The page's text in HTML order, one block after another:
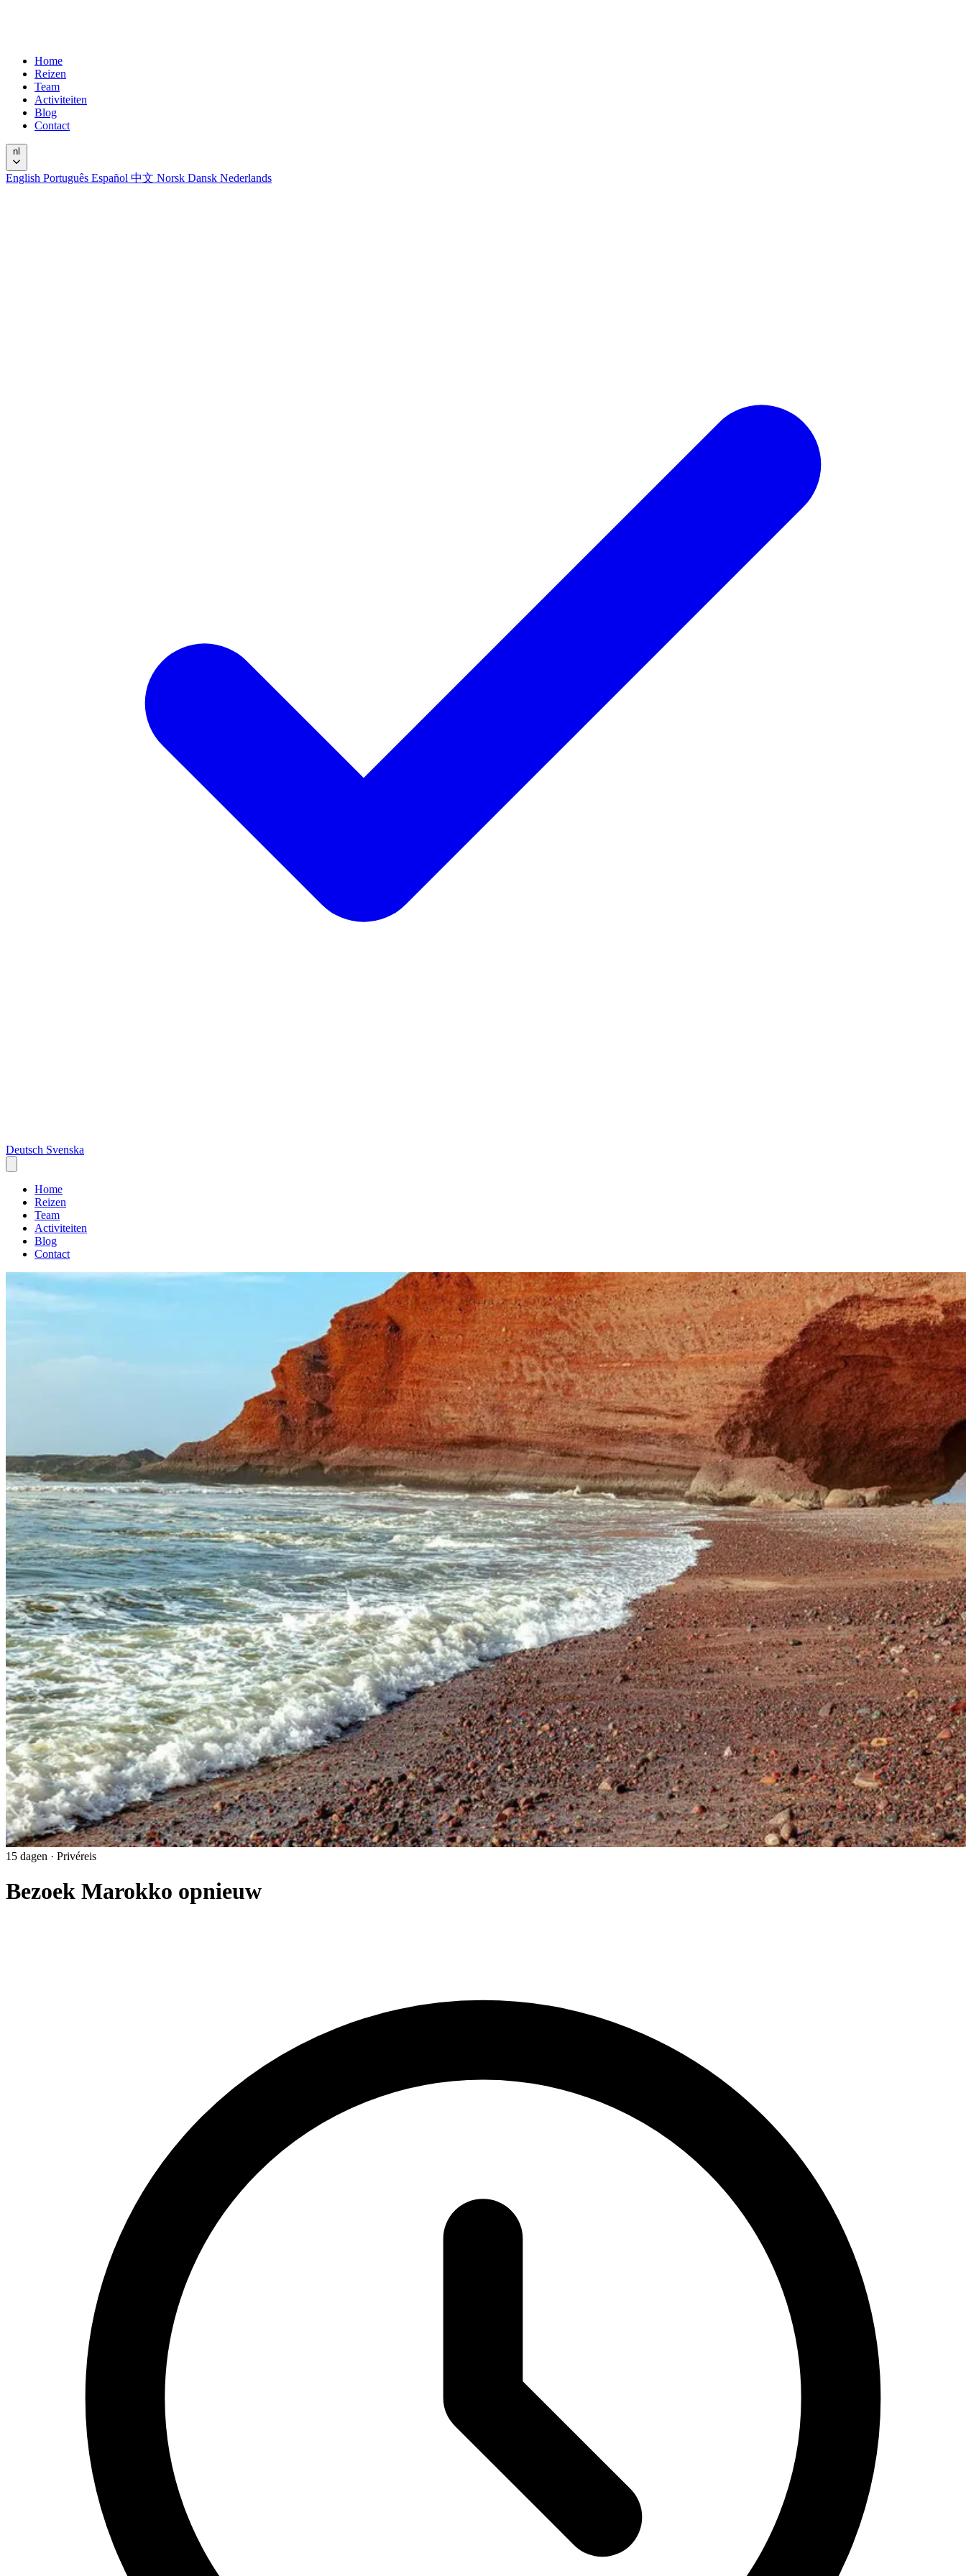
Home
Reizen
Team
Activiteiten
Blog
Contact
nl
English Português Español 中文 Norsk Dansk Nederlands
Deutsch Svenska
Home
Reizen
Team
Activiteiten
Blog
Contact
15 dagen · Privéreis
Bezoek Marokko opnieuw